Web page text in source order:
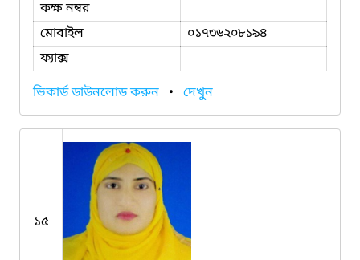
কক্ষ নম্বর
মোবাইল
০১৭৩৬২০৮১৯৪
ফ্যাক্স
ভিকার্ড ডাউনলোড করুন • দেখুন
১৫